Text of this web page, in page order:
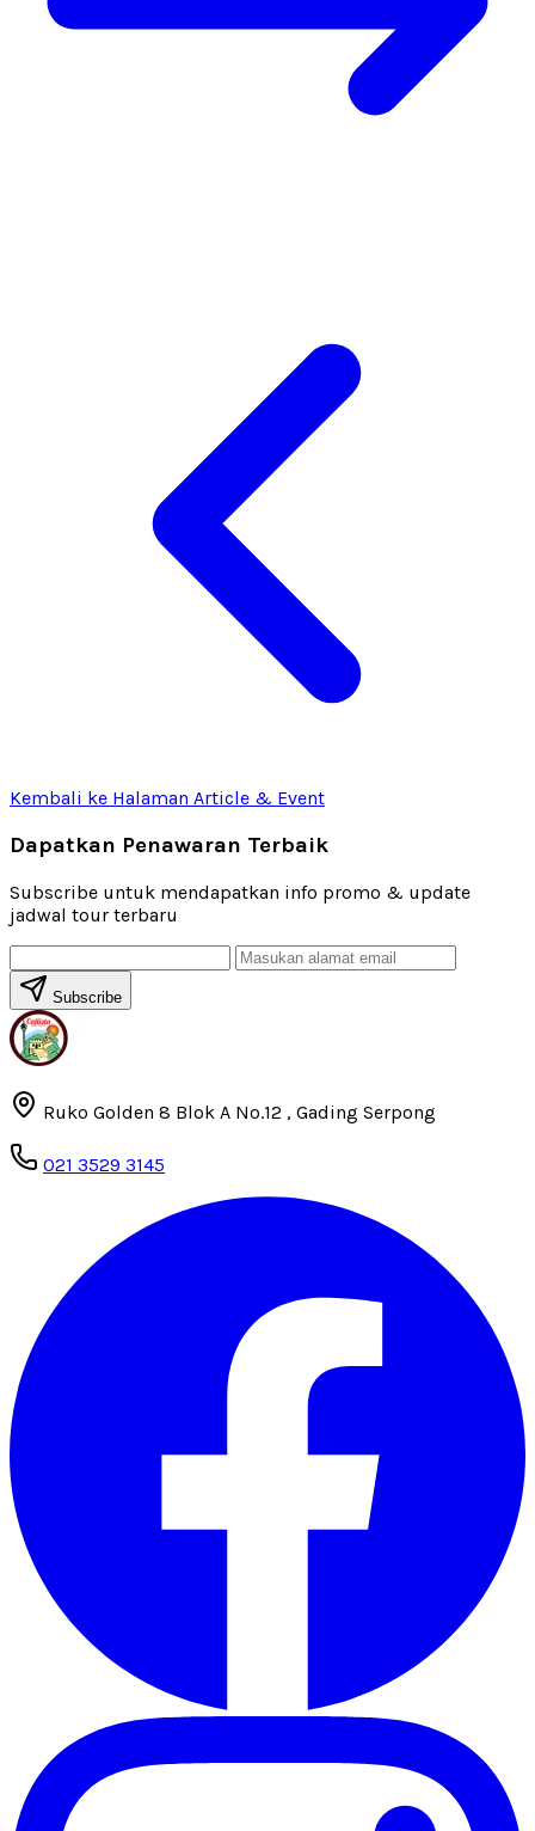
Kembali ke Halaman Article & Event
Dapatkan Penawaran Terbaik
Subscribe untuk mendapatkan info promo & update
jadwal tour terbaru
Subscribe
Ruko Golden 8 Blok A No.12 , Gading Serpong
021 3529 3145